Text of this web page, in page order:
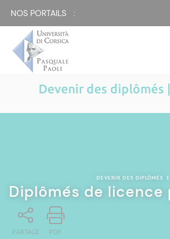
NOS PORTAILS :
Devenir des diplômés |
DEVENIR DES DIPLÔMÉS |
Diplômés de licence
PARTAGE PDF